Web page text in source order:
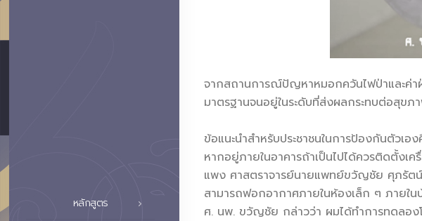
หลักสูตร
จากสถานการณ์ปัญหาหมอกควันไฟป่าและค่า
มาตรฐานจนอยู่ในระดับที่ส่งผลกระทบต่อสุขภ
ข้อแนะนำสำหรับประชาชนในการป้องกันตัวเ
หากอยู่ภายในอาคารถ้าเป็นไปได้ควรติดตั้ง
แพง ศาสตราจารย์นายแพทย์ขวัญชัย ศุภรัต
สามารถฟอกอากาศภายในห้องเล็ก ๆ ภายใน
ศ. นพ. ขวัญชัย กล่าวว่า ผมได้ทำการทดลอง